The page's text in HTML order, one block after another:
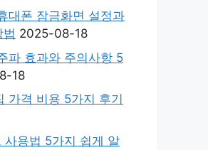
대폰 잠금화면 설정과
2025-08-18
파 효과와 주의사항 5
18
가격 비용 5가지 후기
사용법 5가지 쉽게 알